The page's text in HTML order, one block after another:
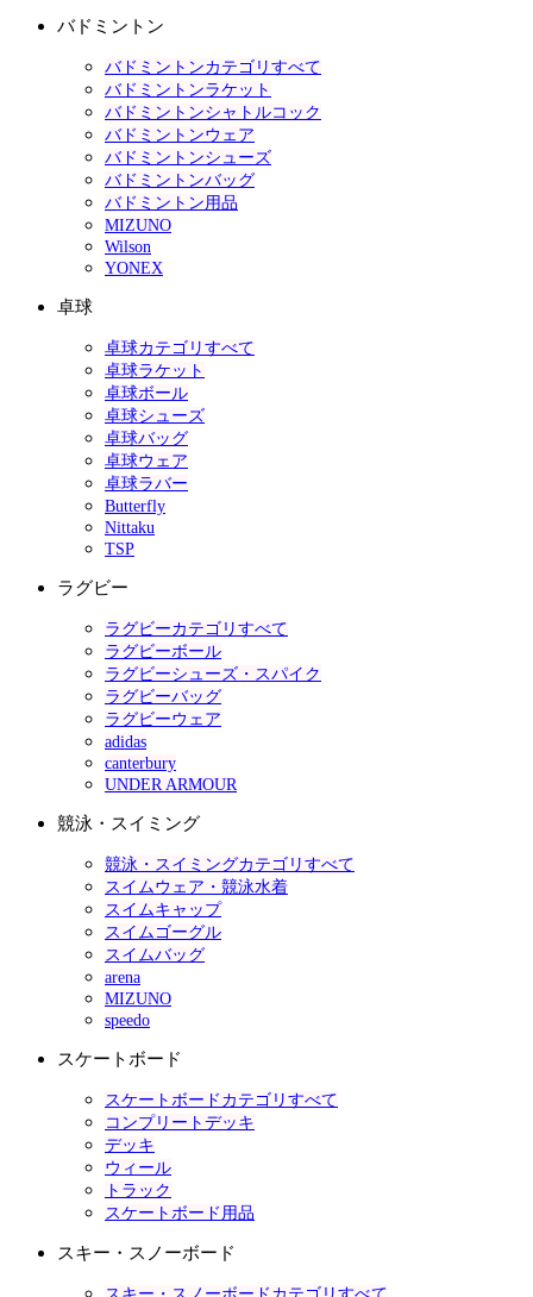
バドミントン
バドミントンカテゴリすべて
バドミントンラケット
バドミントンシャトルコック
バドミントンウェア
バドミントンシューズ
バドミントンバッグ
バドミントン用品
MIZUNO
Wilson
YONEX
卓球
卓球カテゴリすべて
卓球ラケット
卓球ボール
卓球シューズ
卓球バッグ
卓球ウェア
卓球ラバー
Butterfly
Nittaku
TSP
ラグビー
ラグビーカテゴリすべて
ラグビーボール
ラグビーシューズ・スパイク
ラグビーバッグ
ラグビーウェア
adidas
canterbury
UNDER ARMOUR
競泳・スイミング
競泳・スイミングカテゴリすべて
スイムウェア・競泳水着
スイムキャップ
スイムゴーグル
スイムバッグ
arena
MIZUNO
speedo
スケートボード
スケートボードカテゴリすべて
コンプリートデッキ
デッキ
ウィール
トラック
スケートボード用品
スキー・スノーボード